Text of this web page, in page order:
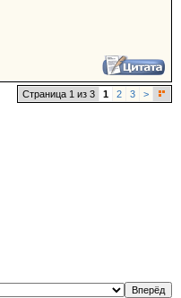
Страница 1 из 3 1 2 3 >